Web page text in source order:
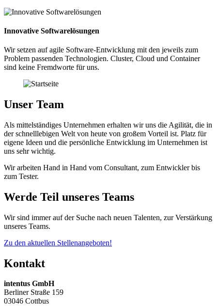
Innovative Softwarelösungen
Wir setzen auf agile Software-Entwicklung mit den jeweils zum
Problem passenden Technologien. Cluster, Cloud und Container
sind keine Fremdworte für uns.
Unser Team
Als mittelständiges Unternehmen erhalten wir uns die Agilität, die in
der schnelllebigen Welt von heute von großem Vorteil ist. Platz für
eigene Ideen und die persönliche Entwicklung im Unternehmen ist
uns sehr wichtig.
Wir arbeiten Hand in Hand vom Consultant, zum Entwickler bis
zum Tester.
Werde Teil unseres Teams
Wir sind immer auf der Suche nach neuen Talenten, zur Verstärkung
unseres Teams.
Zu den aktuellen Stellenangeboten!
Kontakt
intentus GmbH
Berliner Straße 159
03046 Cottbus